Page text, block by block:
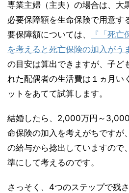
専業主婦（主夫）の場合は、大
必要保障額を生命保険で用意す
要保障額については、
『「死亡
を考えると死亡保険の加入がう
の目安は算出できますが、子ど
れた配偶者の生活費は１ヵ月い
ットをあてて試算します。
結婚したら、2,000万円～
命保険の加入を考えがちですが
の給与から捻出していますので
準にして考えるのです。
さっそく、4つのステップで残